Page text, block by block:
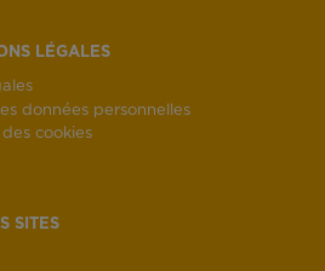
LÉGALES
données personnelles
cookies
SITES